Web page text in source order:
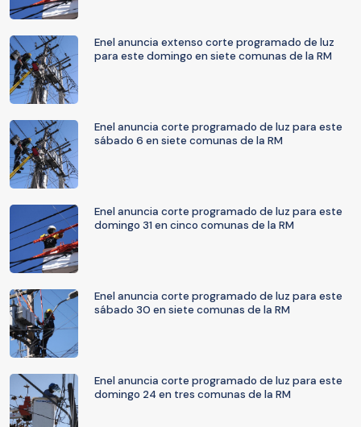
Enel anuncia extenso corte programado de luz
para este domingo en siete comunas de la RM
Enel anuncia corte programado de luz para este
sábado 6 en siete comunas de la RM
Enel anuncia corte programado de luz para este
domingo 31 en cinco comunas de la RM
Enel anuncia corte programado de luz para este
sábado 30 en siete comunas de la RM
Enel anuncia corte programado de luz para este
domingo 24 en tres comunas de la RM